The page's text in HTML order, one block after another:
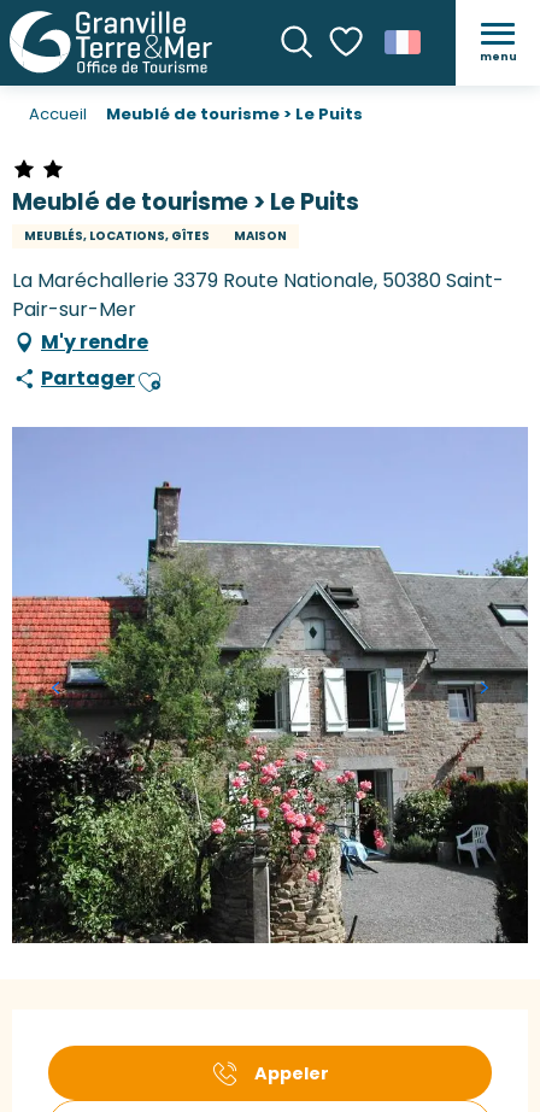
Recherche
Voir les favoris
menu
Accueil Meublé de tourisme > Le Puits
Meublé de tourisme > Le Puits
MEUBLÉS, LOCATIONS, GÎTES MAISON
La Maréchallerie 3379 Route Nationale, 50380 Saint-
Pair-sur-Mer
M'y rendre
PartagerAjouter aux favoris
Appeler